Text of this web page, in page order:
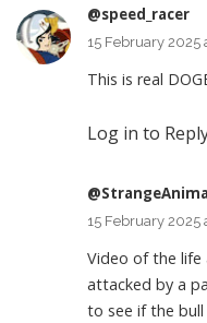
@speed_racer
15 February 2025
This is real
Log in to
15 February 2025
Video of the
attacked by a
to see if the